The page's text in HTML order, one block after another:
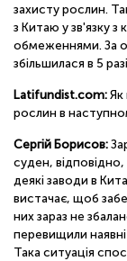
захисту рослин.
з Китаю у зв'язку
обмеженнями. За
збільшилася в 5
Latifundist.com:Як
рослин в
Сергій Борисов:
суден,
деякі заводи в
вистачає, щоб
них зараз не
перевищили
Така ситуація